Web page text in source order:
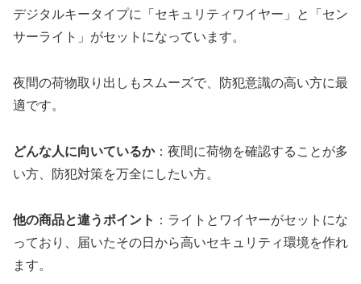
デジタルキータイプに「セキュリティワイヤー」と「セン
サーライト」がセットになっています。
夜間の荷物取り出しもスムーズで、防犯意識の高い方に最
適です。
どんな人に向いているか：夜間に荷物を確認することが多
い方、防犯対策を万全にしたい方。
他の商品と違うポイント ：ライトとワイヤーがセットにな
っており、届いたその日から高いセキュリティ環境を作れ
ます。